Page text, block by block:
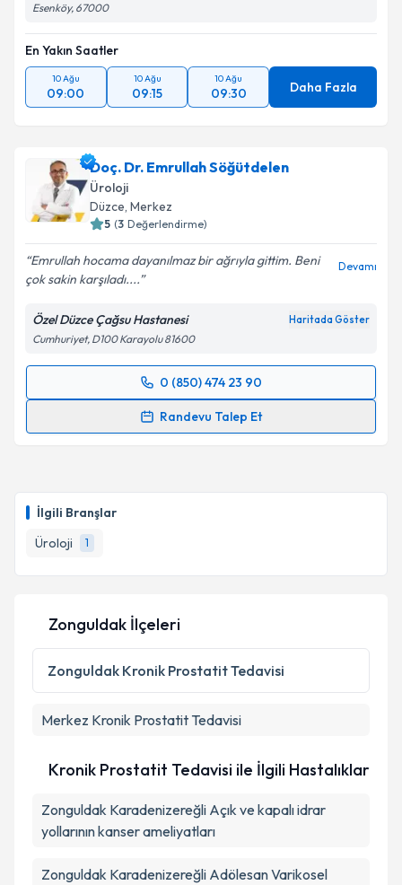
İlgili Branşlar
Üroloji
1
Esenköy, 67000
En Yakın Saatler
10 Ağu
09:00
10 Ağu
09:15
10 Ağu
09:30 Daha Fazla
Doç. Dr. Emrullah Söğütdelen
Üroloji
Düzce, Merkez
5 (3 Değerlendirme)
Emrullah hocama dayanılmaz bir ağrıyla gittim. Beni
çok sakin karşıladı....
Devamı
Özel Düzce Çağsu Hastanesi Haritada Göster
Cumhuriyet, D100 Karayolu 81600
0 (850) 474 23 90
Randevu Talep Et
Randevu Takvimi Talebi
bilgilendireceğiz.
E-posta Adresiniz
Kişisel verilerimin işlenmesine ilişkin
Metni'ni okudum ve kişisel verilerimin belirtilen
kapsamda işlenmesini kabul ediyorum.
Takvim Talebini Gönder
Zonguldak İlçeleri
Zonguldak Kronik Prostatit Tedavisi
Merkez Kronik Prostatit Tedavisi
Kronik Prostatit Tedavisi ile İlgili Hastalıklar
Zonguldak Karadenizereğli Açık ve kapalı idrar
yollarının kanser ameliyatları
Zonguldak Karadenizereğli Adölesan Varikosel